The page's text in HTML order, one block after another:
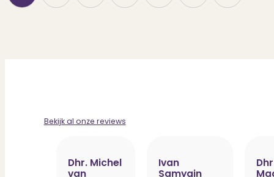
Bekijk al onze reviews
Dhr. Michel
van
Ivan
Samygin